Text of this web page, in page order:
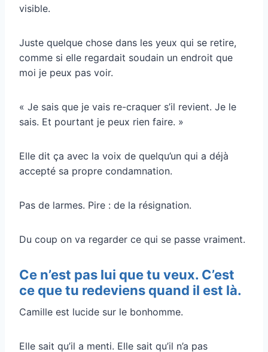
visible.
Juste quelque chose dans les yeux qui se retire,
comme si elle regardait soudain un endroit que
moi je peux pas voir.
« Je sais que je vais re-craquer s’il revient. Je le
sais. Et pourtant je peux rien faire. »
Elle dit ça avec la voix de quelqu’un qui a déjà
accepté sa propre condamnation.
Pas de larmes. Pire : de la résignation.
Du coup on va regarder ce qui se passe vraiment.
Ce n’est pas lui que tu veux. C’est
ce que tu redeviens quand il est là.
Camille est lucide sur le bonhomme.
Elle sait qu’il a menti. Elle sait qu’il n’a pas